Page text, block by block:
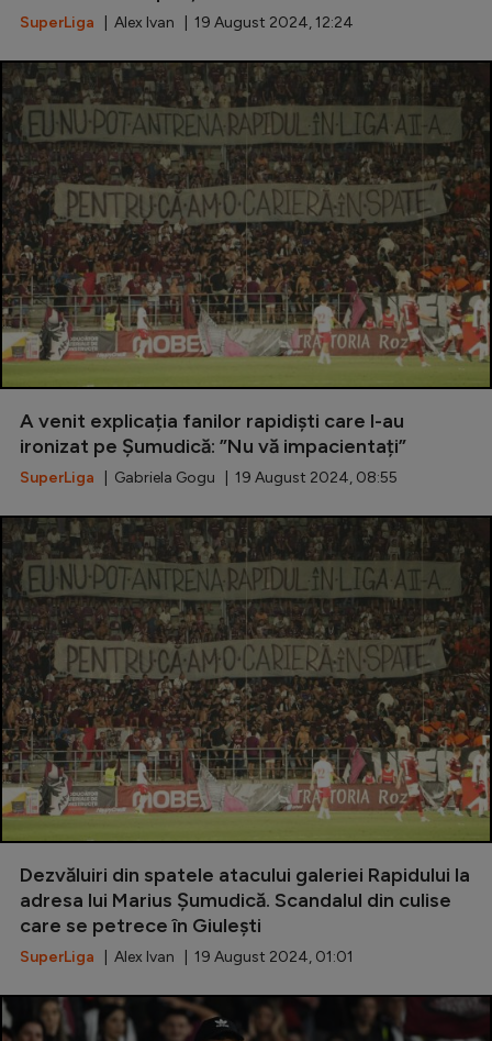
SuperLiga | Alex Ivan | 19 August 2024, 12:24
A venit explicația fanilor rapidiști care l-au
ironizat pe Șumudică: ”Nu vă impacientați”
SuperLiga | Gabriela Gogu | 19 August 2024, 08:55
Dezvăluiri din spatele atacului galeriei Rapidului la
adresa lui Marius Șumudică. Scandalul din culise
care se petrece în Giulești
SuperLiga | Alex Ivan | 19 August 2024, 01:01